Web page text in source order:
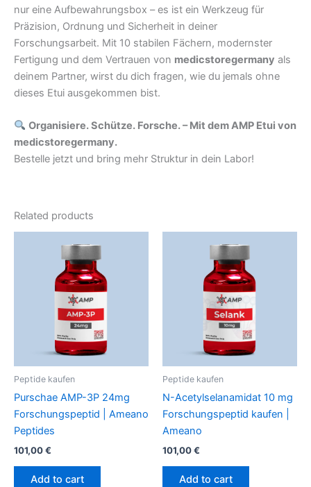
nur eine Aufbewahrungsbox – es ist ein Werkzeug für
Präzision, Ordnung und Sicherheit in deiner
Forschungsarbeit. Mit 10 stabilen Fächern, modernster
Fertigung und dem Vertrauen von medicstoregermany als
deinem Partner, wirst du dich fragen, wie du jemals ohne
dieses Etui ausgekommen bist.
Organisiere. Schütze. Forsche. – Mit dem AMP Etui von
medicstoregermany.
Bestelle jetzt und bring mehr Struktur in dein Labor!
Related products
Peptide kaufen
Purschae AMP-3P 24mg
Forschungspeptid | Ameano
Peptides
101,00€
Add to cart
Peptide kaufen
N-Acetylselanamidat 10 mg
Forschungspeptid kaufen |
Ameano
101,00€
Add to cart